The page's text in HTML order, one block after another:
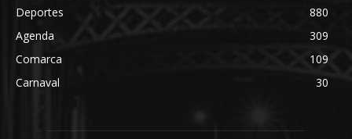
Deportes
880
Agenda
309
Comarca
109
Carnaval
30